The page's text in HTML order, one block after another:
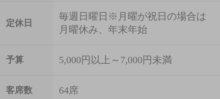
定休日
毎週日曜日※月曜が祝日の場合は
月曜休み、年末年始
予算 5,000円以上～7,000円未満
客席数 64席